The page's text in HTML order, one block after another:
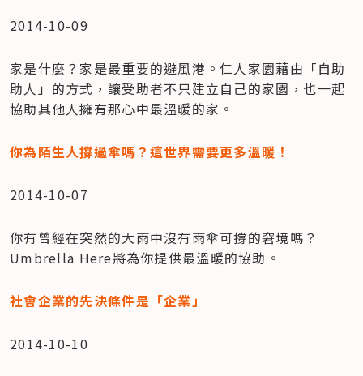
2014-10-09
家是什麼？家是最重要的避風港。仁人家園藉由「自助
助人」的方式，讓受助者不只建立自己的家園，也一起
協助其他人擁有那心中最溫暖的家。
你為陌生人撐過傘嗎？這世界需要更多溫暖！
2014-10-07
你有曾經在突然的大雨中沒有雨傘可撐的窘境嗎？
Umbrella Here將為你提供最溫暖的協助。
社會企業的先決條件是「企業」
2014-10-10